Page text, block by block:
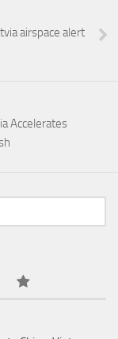
airspace alert
Accelerates